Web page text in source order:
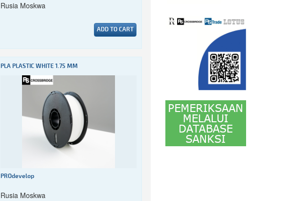
Rusia Moskwa
ADD TO CART
PLA PLASTIC WHITE 1.75 MM
PROdevelop
Rusia Moskwa